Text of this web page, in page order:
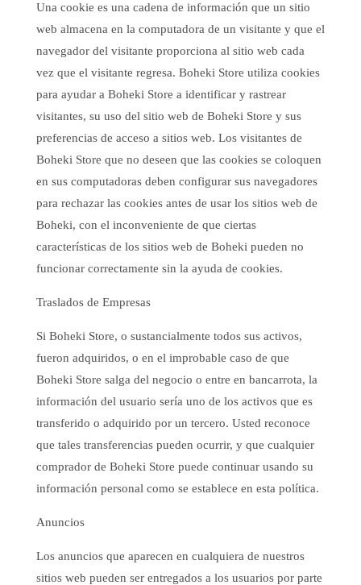
Una cookie es una cadena de información que un sitio
web almacena en la computadora de un visitante y que el
navegador del visitante proporciona al sitio web cada
vez que el visitante regresa. Boheki Store utiliza cookies
para ayudar a Boheki Store a identificar y rastrear
visitantes, su uso del sitio web de Boheki Store y sus
preferencias de acceso a sitios web. Los visitantes de
Boheki Store que no deseen que las cookies se coloquen
en sus computadoras deben configurar sus navegadores
para rechazar las cookies antes de usar los sitios web de
Boheki, con el inconveniente de que ciertas
características de los sitios web de Boheki pueden no
funcionar correctamente sin la ayuda de cookies.
Traslados de Empresas
Si Boheki Store, o sustancialmente todos sus activos,
fueron adquiridos, o en el improbable caso de que
Boheki Store salga del negocio o entre en bancarrota, la
información del usuario sería uno de los activos que es
transferido o adquirido por un tercero. Usted reconoce
que tales transferencias pueden ocurrir, y que cualquier
comprador de Boheki Store puede continuar usando su
información personal como se establece en esta política.
Anuncios
Los anuncios que aparecen en cualquiera de nuestros
sitios web pueden ser entregados a los usuarios por parte